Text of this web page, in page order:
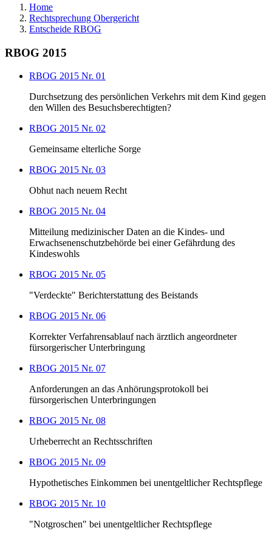
Home
Rechtsprechung Obergericht
Entscheide RBOG
RBOG 2015
RBOG 2015 Nr. 01
Durchsetzung des persönlichen Verkehrs mit dem Kind gegen
den Willen des Besuchsberechtigten?
RBOG 2015 Nr. 02
Gemeinsame elterliche Sorge
RBOG 2015 Nr. 03
Obhut nach neuem Recht
RBOG 2015 Nr. 04
Mitteilung medizinischer Daten an die Kindes- und
Erwachsenenschutzbehörde bei einer Gefährdung des
Kindeswohls
RBOG 2015 Nr. 05
"Verdeckte" Berichterstattung des Beistands
RBOG 2015 Nr. 06
Korrekter Verfahrensablauf nach ärztlich angeordneter
fürsorgerischer Unterbringung
RBOG 2015 Nr. 07
Anforderungen an das Anhörungsprotokoll bei
fürsorgerischen Unterbringungen
RBOG 2015 Nr. 08
Urheberrecht an Rechtsschriften
RBOG 2015 Nr. 09
Hypothetisches Einkommen bei unentgeltlicher Rechtspflege
RBOG 2015 Nr. 10
"Notgroschen" bei unentgeltlicher Rechtspflege